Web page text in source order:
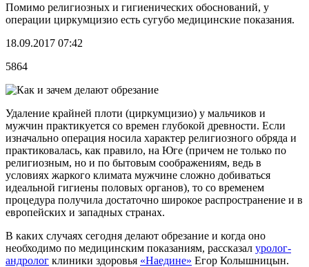
Помимо религиозных и гигиенических обоснований, у
операции циркумцизио есть сугубо медицинские показания.
18.09.2017 07:42
5864
Удаление крайней плоти (циркумцизио) у мальчиков и
мужчин практикуется со времен глубокой древности. Если
изначально операция носила характер религиозного обряда и
практиковалась, как правило, на Юге (причем не только по
религиозным, но и по бытовым соображениям, ведь в
условиях жаркого климата мужчине сложно добиваться
идеальной гигиены половых органов), то со временем
процедура получила достаточно широкое распространение и в
европейских и западных странах.
В каких случаях сегодня делают обрезание и когда оно
необходимо по медицинским показаниям, рассказал уролог-
андролог клиники здоровья «Наедине» Егор Колышницын.